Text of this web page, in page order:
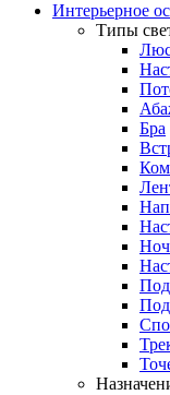
Интерьерное
Типы
Бра